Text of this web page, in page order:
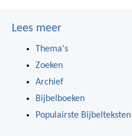
Lees meer
Thema's
Zoeken
Archief
Bijbelboeken
Populairste Bijbelteksten